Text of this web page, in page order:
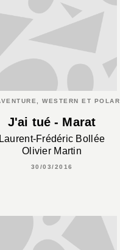
WESTERN ET POLAR
J'ai tué - Marat
Laurent-Frédéric Bollée
Olivier Martin
30/03/2016